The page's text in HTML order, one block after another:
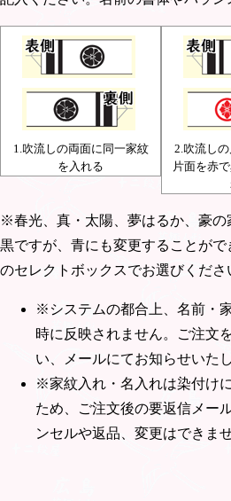
1.吹流しの両面に同一家紋
を入れる
2.吹流し
片面を赤
※春光、真・太陽、夢はるか、豪の
黒ですが、青にも変更することが
のセレクトボックスでお選びくださ
※システムの都合上、名前・
時に反映されません。ご注文
い、メールにてお知らせいたし
※家紋入れ・名入れは染付け
ため、ご注文後の要返信メー
ンセルや返品、変更はできま